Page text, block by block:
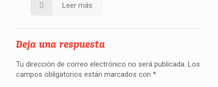
Leer más
Deja una respuesta
Tu dirección de correo electrónico no será publicada. Los
campos obligatorios están marcados con *